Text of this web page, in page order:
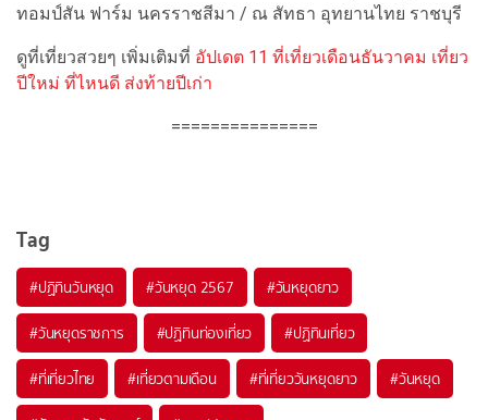
ทอมป์สัน ฟาร์ม นครราชสีมา / ณ สัทธา อุทยานไทย ราชบุรี
ดูที่เที่ยวสวยๆ เพิ่มเติมที่ อัปเดต 11 ที่เที่ยวเดือนธันวาคม เที่ยว
ปีใหม่ ที่ไหนดี ส่งท้ายปีเก่า
===============
Tag
#ปฏิทินวันหยุด #วันหยุด 2567 #วันหยุดยาว
#วันหยุดราชการ #ปฏิทินท่องเที่ยว #ปฏิทินเที่ยว
#ที่เที่ยวไทย #เที่ยวตามเดือน #ที่เที่ยววันหยุดยาว #วันหยุด